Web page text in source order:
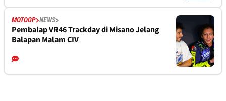
MOTOGP NEWS
Pembalap VR46 Trackday di Misano Jelang
Balapan Malam CIV